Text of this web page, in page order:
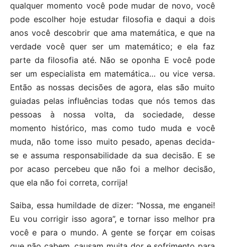
qualquer momento você pode mudar de novo, você
pode escolher hoje estudar filosofia e daqui a dois
anos você descobrir que ama matemática, e que na
verdade você quer ser um matemático; e ela faz
parte da filosofia até. Não se oponha E você pode
ser um especialista em matemática… ou vice versa.
Então as nossas decisões de agora, elas são muito
guiadas pelas influências todas que nós temos das
pessoas à nossa volta, da sociedade, desse
momento histórico, mas como tudo muda e você
muda, não tome isso muito pesado, apenas decida-
se e assuma responsabilidade da sua decisão. E se
por acaso percebeu que não foi a melhor decisão,
que ela não foi correta, corrija!
Saiba, essa humildade de dizer: “Nossa, me enganei!
Eu vou corrigir isso agora”, e tornar isso melhor pra
você e para o mundo. A gente se forçar em coisas